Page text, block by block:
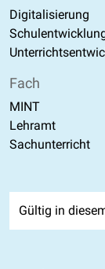
Digitalisierung
Fach
MINT
Lehramt
Sachunterricht
Gültig in